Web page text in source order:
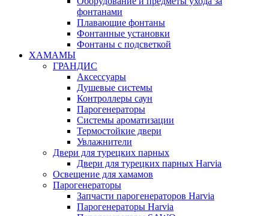
фонтанами
Плавающие фонтаны
Фонтанные установки
Фонтаны с подсветкой
ХАМАМЫ
ГРАНДИС
Аксессуары
Душевые системы
Контроллеры саун
Парогенераторы
Системы ароматизации
Термостойкие двери
Увлажнители
Двери для турецких парных
Двери для турецких парных Harvia
Освещение для хамамов
Парогенераторы
Запчасти парогенераторов Harvia
Парогенераторы Harvia